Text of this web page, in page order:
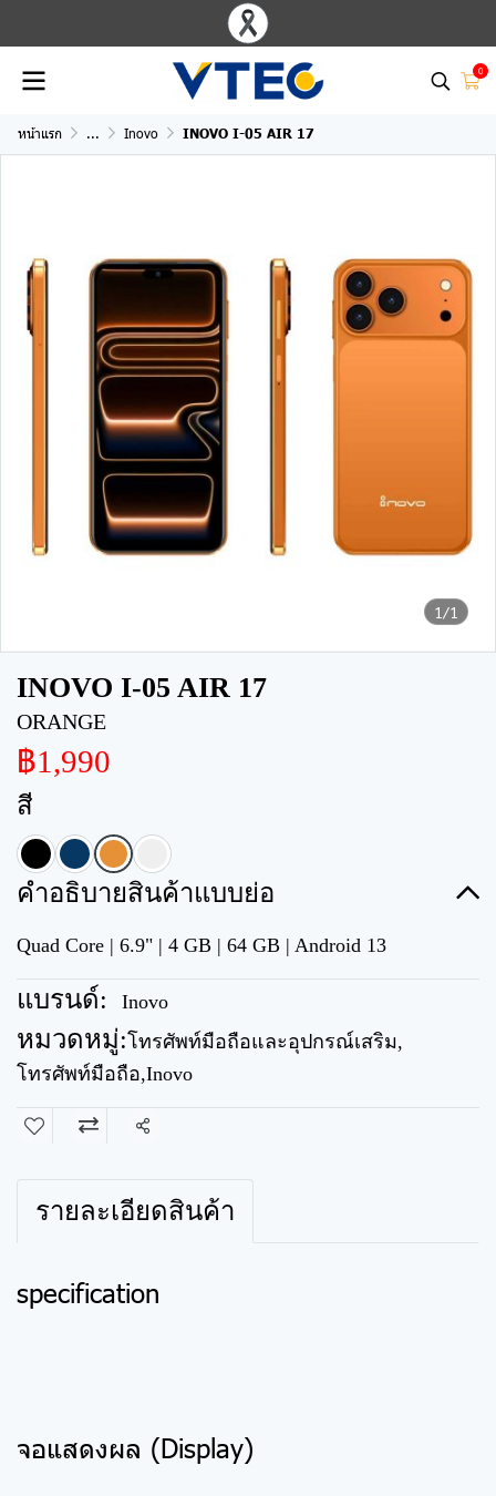
0
หน้าแรก ... Inovo INOVO I-05 AIR 17
1/1
INOVO I-05 AIR 17
ORANGE
฿1,990
สี
คำอธิบายสินค้าแบบย่อ
Quad Core | 6.9" | 4 GB | 64 GB | Android 13
แบรนด์: Inovo
หมวดหมู่:โทรศัพท์มือถือและอุปกรณ์เสริม,
โทรศัพท์มือถือ,Inovo
แชร์
รายละเอียดสินค้า
specification
จอแสดงผล (Display)